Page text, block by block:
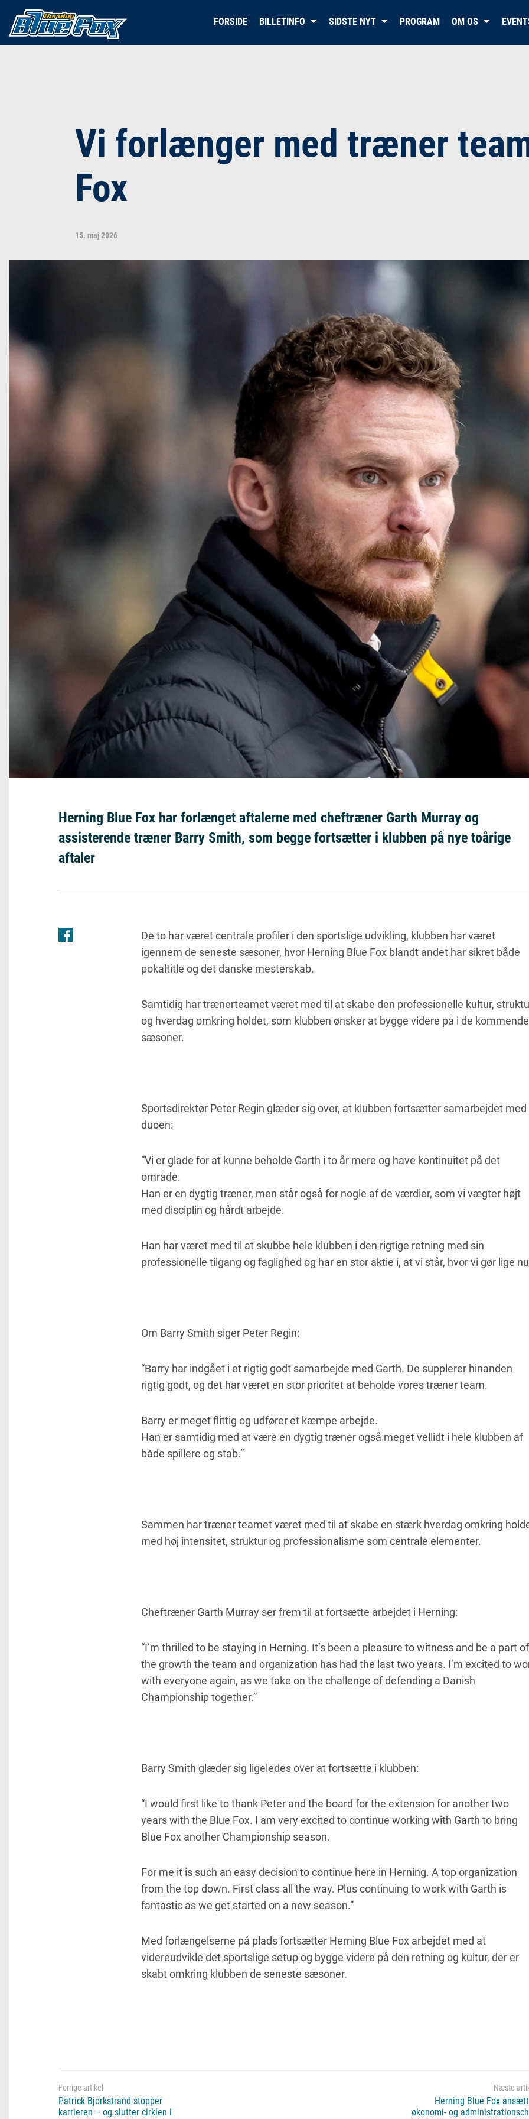
DET OFFICIELLE WEBSITE FORHERNING BLUE FOX
FORSIDE BILLETINFO SIDSTE NYT PROGRAM OM OS
Vi forlænger med træner
Fox
15. maj 2026
Herning Blue Fox har forlænget aftalerne med cheftræner Garth Murray og
assisterende træner Barry Smith, som begge fortsætter i klubben på nye toårige
aftaler
De to har været centrale profiler i den sportslige udvikling, klubben har været
igennem de seneste sæsoner, hvor Herning Blue Fox blandt andet har sikret både
pokaltitle og det danske mesterskab.
Samtidig har trænerteamet været med til at skabe den professionelle kultur,
og hverdag omkring holdet, som klubben ønsker at bygge videre på i de kommende
sæsoner.
Sportsdirektør Peter Regin glæder sig over, at klubben fortsætter samarbejdet med
duoen:
“Vi er glade for at kunne beholde Garth i to år mere og have kontinuitet på det
område.
Han er en dygtig træner, men står også for nogle af de værdier, som vi vægter højt
med disciplin og hårdt arbejde.
Han har været med til at skubbe hele klubben i den rigtige retning med sin
professionelle tilgang og faglighed og har en stor aktie i, at vi står, hvor vi gør lige
Om Barry Smith siger Peter Regin:
“Barry har indgået i et rigtig godt samarbejde med Garth. De supplerer hinanden
rigtig godt, og det har været en stor prioritet at beholde vores træner team.
Barry er meget flittig og udfører et kæmpe arbejde.
Han er samtidig med at være en dygtig træner også meget vellidt i hele klubben af
både spillere og stab.”
Sammen har træner teamet været med til at skabe en stærk hverdag omkring
med høj intensitet, struktur og professionalisme som centrale elementer.
Cheftræner Garth Murray ser frem til at fortsætte arbejdet i Herning:
“I’m thrilled to be staying in Herning. It’s been a pleasure to witness and be a part of
the growth the team and organization has had the last two years. I’m excited to
with everyone again, as we take on the challenge of defending a Danish
Championship together.”
Barry Smith glæder sig ligeledes over at fortsætte i klubben:
“I would first like to thank Peter and the board for the extension for another two
years with the Blue Fox. I am very excited to continue working with Garth to bring
Blue Fox another Championship season.
For me it is such an easy decision to continue here in Herning. A top organization
from the top down. First class all the way. Plus continuing to work with Garth is
fantastic as we get started on a new season.”
Med forlængelserne på plads fortsætter Herning Blue Fox arbejdet med at
videreudvikle det sportslige setup og bygge videre på den retning og kultur, der er
skabt omkring klubben de seneste sæsoner.
Patrick Bjorkstrand stopper
karrieren – og slutter cirklen i
Herning Blue Fox
økonomi- og